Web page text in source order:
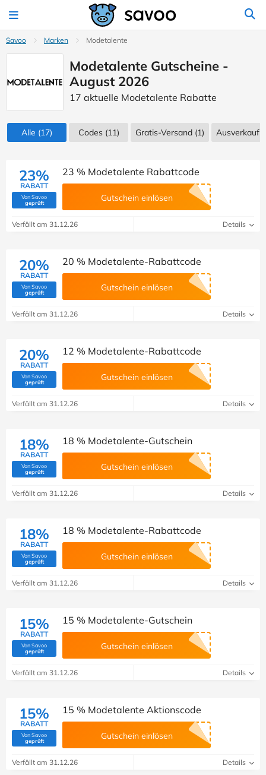
Savoo Marken Modetalente
Modetalente Gutscheine -
August 2026
17 aktuelle Modetalente Rabatte
Alle (17) Codes(11) Gratis-Versand (1) Ausverkauf
23%
RABATT
Von Savoo
geprüft(Von Savoo geprüft)
23 % Modetalente Rabattcode
Gutschein einlösen
Verfällt am 31.12.26 Details
20%
RABATT
Von Savoo
geprüft(Von Savoo geprüft)
20 % Modetalente-Rabattcode
Gutschein einlösen
Verfällt am 31.12.26 Details
20%
RABATT
Von Savoo
geprüft(Von Savoo geprüft)
12 % Modetalente-Rabattcode
Gutschein einlösen
Verfällt am 31.12.26 Details
18%
RABATT
Von Savoo
geprüft(Von Savoo geprüft)
18 % Modetalente-Gutschein
Gutschein einlösen
Verfällt am 31.12.26 Details
18%
RABATT
Von Savoo
geprüft(Von Savoo geprüft)
18 % Modetalente-Rabattcode
Gutschein einlösen
Verfällt am 31.12.26 Details
15%
RABATT
Von Savoo
geprüft(Von Savoo geprüft)
15 % Modetalente-Gutschein
Gutschein einlösen
Verfällt am 31.12.26 Details
15%
RABATT
Von Savoo
geprüft(Von Savoo geprüft)
15 % Modetalente Aktionscode
Gutschein einlösen
Verfällt am 31.12.26 Details